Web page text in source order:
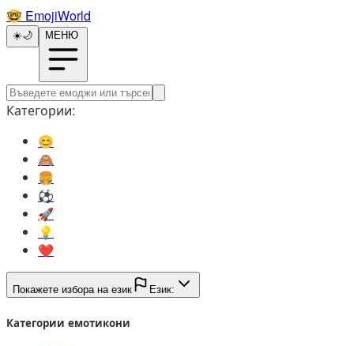
🤓️ EmojiWorld
☀️🌙 МЕНЮ
Категории:
😊️
🙈️
🍔️
⚽️
🚀️
💡️
❤️
Покажете избора на език Език:
Категории емотикони